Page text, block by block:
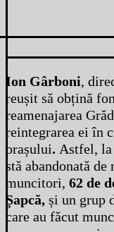
Ion Gârboni,
reușit să obțină
reamenajarea
reintegrarea ei în
orașului. Astfel,
stă abandonată
muncitori, 62 de
Șapcă, și un grup
care au făcut